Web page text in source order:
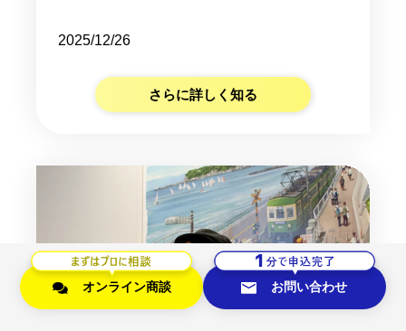
2025/12/26
さらに詳しく知る
オンライン商談 お問い合わせ